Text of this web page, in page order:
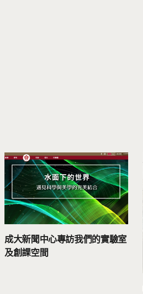
成大新聞中心專訪我們的實驗室
及創課空間